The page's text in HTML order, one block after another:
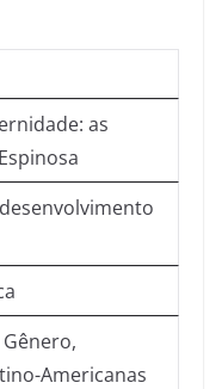
as
Americanas